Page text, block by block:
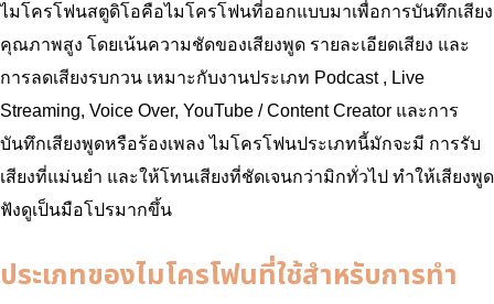
ไมโครโฟนสตูดิโอคือไมโครโฟนที่ออกแบบมาเพื่อการบันทึกเสียง
คุณภาพสูง โดยเน้นความชัดของเสียงพูด รายละเอียดเสียง และ
การลดเสียงรบกวน เหมาะกับงานประเภท Podcast , Live
Streaming, Voice Over, YouTube / Content Creator และการ
บันทึกเสียงพูดหรือร้องเพลง ไมโครโฟนประเภทนี้มักจะมี การรับ
เสียงที่แม่นยำ และให้โทนเสียงที่ชัดเจนกว่ามิกทั่วไป ทำให้เสียงพูด
ฟังดูเป็นมือโปรมากขึ้น
ประเภทของไมโครโฟนที่ใช้สำหรับการทำ